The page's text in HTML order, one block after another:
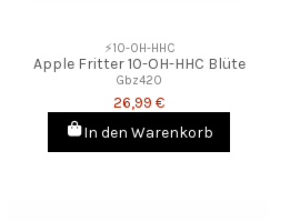
⚡10-OH-HHC
Apple Fritter 10-OH-HHC Blüte
Gbz420
26,99 €
In den Warenkorb